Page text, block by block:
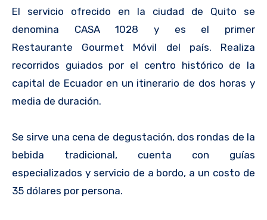
El servicio ofrecido en la ciudad de Quito se
denomina CASA 1028 y es el primer
Restaurante Gourmet Móvil del país. Realiza
recorridos guiados por el centro histórico de la
capital de Ecuador en un itinerario de dos horas y
media de duración.
Se sirve una cena de degustación, dos rondas de la
bebida tradicional, cuenta con guías
especializados y servicio de a bordo, a un costo de
35 dólares por persona.